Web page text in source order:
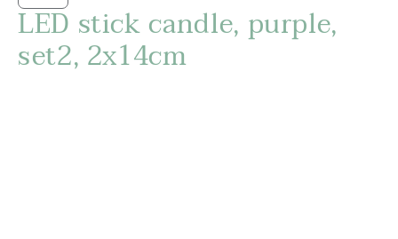
LED stick candle, purple,
set2, 2x14cm